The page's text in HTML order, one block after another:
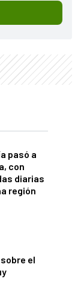
pasó a
con
diarias
región
el